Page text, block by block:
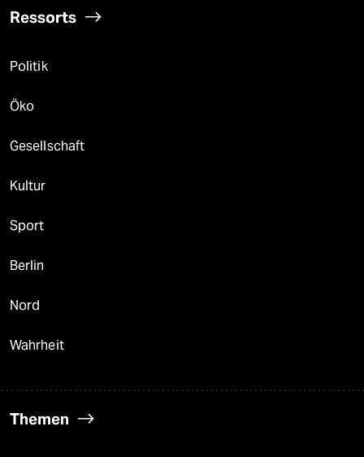
Ressorts
Politik
Öko
Gesellschaft
Kultur
Sport
Berlin
Nord
Wahrheit
Themen